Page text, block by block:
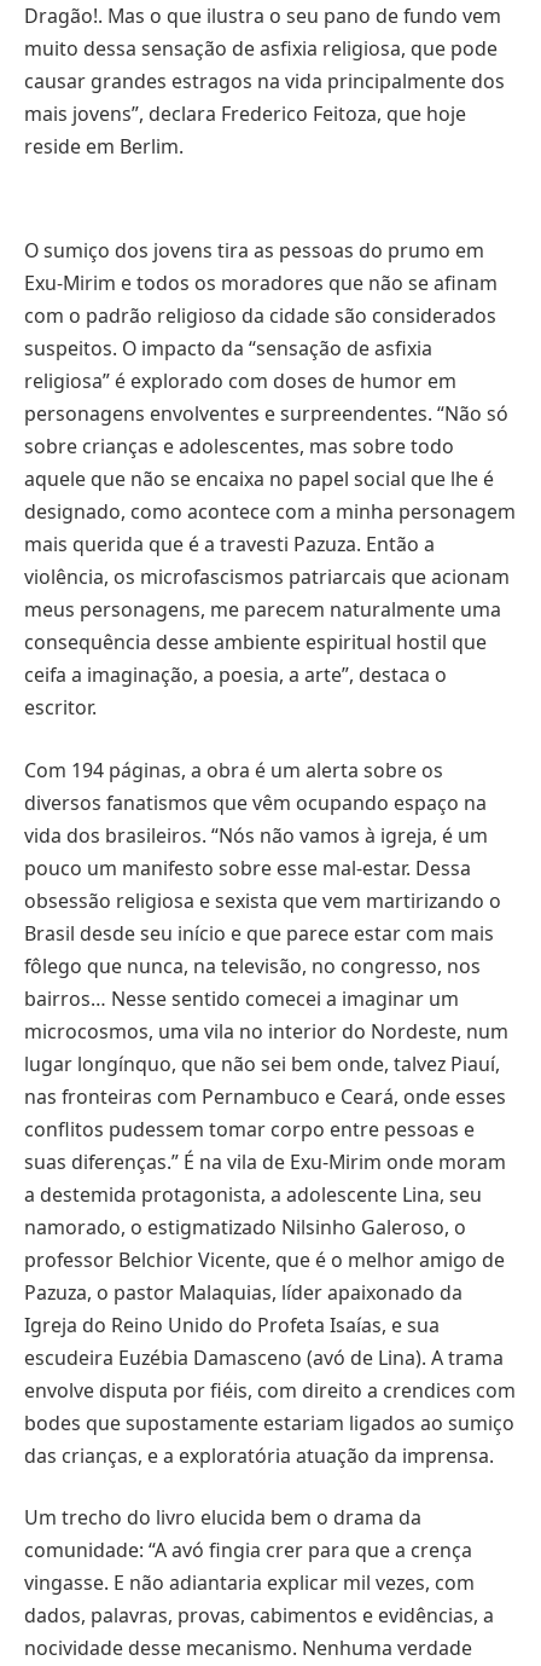
Dragão!. Mas o que ilustra o seu pano de fundo vem
muito dessa sensação de asfixia religiosa, que pode
causar grandes estragos na vida principalmente dos
mais jovens”, declara Frederico Feitoza, que hoje
reside em Berlim.
O sumiço dos jovens tira as pessoas do prumo em
Exu-Mirim e todos os moradores que não se afinam
com o padrão religioso da cidade são considerados
suspeitos. O impacto da “sensação de asfixia
religiosa” é explorado com doses de humor em
personagens envolventes e surpreendentes. “Não só
sobre crianças e adolescentes, mas sobre todo
aquele que não se encaixa no papel social que lhe é
designado, como acontece com a minha personagem
mais querida que é a travesti Pazuza. Então a
violência, os microfascismos patriarcais que acionam
meus personagens, me parecem naturalmente uma
consequência desse ambiente espiritual hostil que
ceifa a imaginação, a poesia, a arte”, destaca o
escritor.
Com 194 páginas, a obra é um alerta sobre os
diversos fanatismos que vêm ocupando espaço na
vida dos brasileiros. “Nós não vamos à igreja, é um
pouco um manifesto sobre esse mal-estar. Dessa
obsessão religiosa e sexista que vem martirizando o
Brasil desde seu início e que parece estar com mais
fôlego que nunca, na televisão, no congresso, nos
bairros… Nesse sentido comecei a imaginar um
microcosmos, uma vila no interior do Nordeste, num
lugar longínquo, que não sei bem onde, talvez Piauí,
nas fronteiras com Pernambuco e Ceará, onde esses
conflitos pudessem tomar corpo entre pessoas e
suas diferenças.” É na vila de Exu-Mirim onde moram
a destemida protagonista, a adolescente Lina, seu
namorado, o estigmatizado Nilsinho Galeroso, o
professor Belchior Vicente, que é o melhor amigo de
Pazuza, o pastor Malaquias, líder apaixonado da
Igreja do Reino Unido do Profeta Isaías, e sua
escudeira Euzébia Damasceno (avó de Lina). A trama
envolve disputa por fiéis, com direito a crendices com
bodes que supostamente estariam ligados ao sumiço
das crianças, e a exploratória atuação da imprensa.
Um trecho do livro elucida bem o drama da
comunidade: “A avó fingia crer para que a crença
vingasse. E não adiantaria explicar mil vezes, com
dados, palavras, provas, cabimentos e evidências, a
nocividade desse mecanismo. Nenhuma verdade